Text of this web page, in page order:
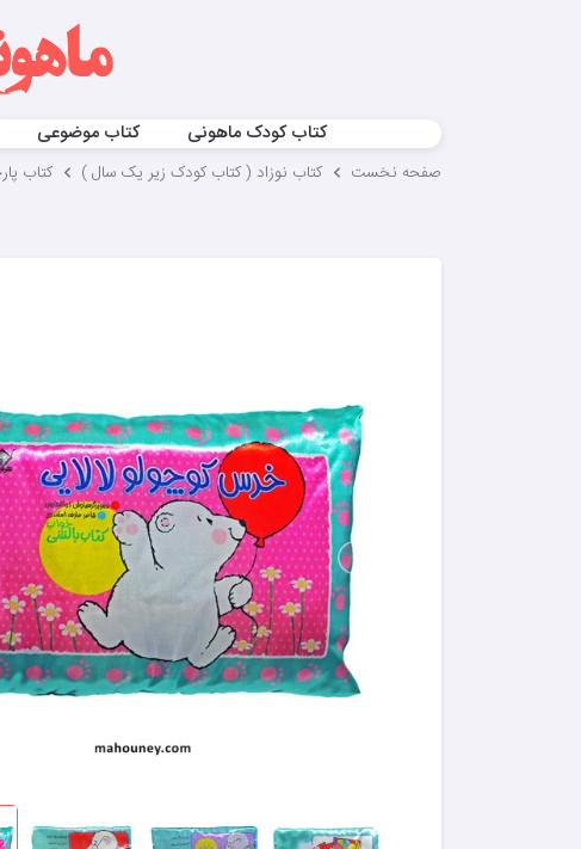
کتاب کودک ماهونی کتاب موضوعی
صفحه نخست کتاب نوزاد ( کتاب کودک زیر یک سال ) کتاب